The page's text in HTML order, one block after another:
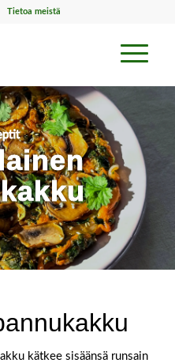
Tietoa meistä
kätkee sisäänsä runsain